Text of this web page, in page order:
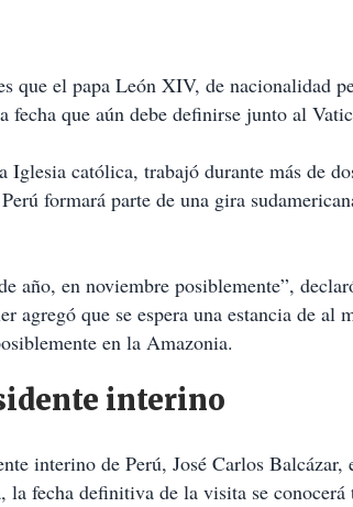
que el papa León XIV, de nacionalidad
fecha que aún debe definirse junto al
Iglesia católica, trabajó durante más de
formará parte de una gira
año, en noviembre posiblemente”,
agregó que se espera una estancia de al
en la Amazonia.
interino
interino de Perú, José Carlos Balcázar,
la fecha definitiva de la visita se conocerá